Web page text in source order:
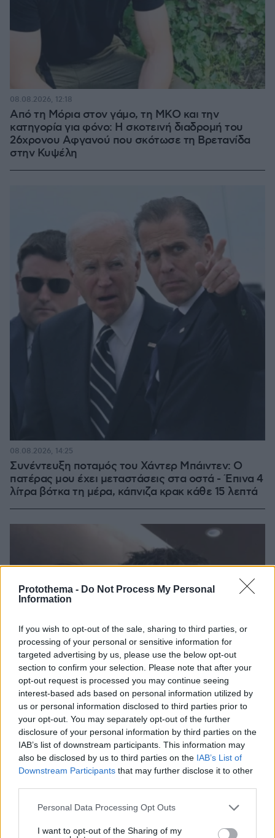
Protothema - Do Not Process My Personal
Information
If you wish to opt-out of the sale, sharing to third parties, or
processing of your personal or sensitive information for
targeted advertising by us, please use the below opt-out
section to confirm your selection. Please note that after your
opt-out request is processed you may continue seeing
interest-based ads based on personal information utilized by
us or personal information disclosed to third parties prior to
your opt-out. You may separately opt-out of the further
disclosure of your personal information by third parties on the
IAB’s list of downstream participants. This information may
also be disclosed by us to third parties on the IAB’s List of
Downstream Participants that may further disclose it to other
Please note that this website/app uses one or more Google
not limited to your visit or usage behaviour. You may click to
Personal Data Processing Opt Outs
I want to opt-out of the Sharing of my
Από τη Μόρια στον γάμο, τη ΜΚΟ και την
κατηγορία για φόνο: Η σκοτεινή διαδρομή του
26χρονου Αφγανού που σκότωσε τη Βρετανίδα
στην Κυψέλη
08.08.2026, 12:18
Συνέντευξη ποταμός του Χάντερ Μπάιντεν: Ο
πατέρας μου έχει μεταστάσεις στα οστά - Έπινα 4
λίτρα βότκα τη μέρα, κάπνιζα κρακ κάθε 15 λεπτά
08.08.2026, 14:25
Θρήνος για τον Μέσι: Πέθανε στα 68 του χρόνια ο
ατζέντης του μέχρι την τελευταία στιγμή
08.08.2026, 16:05